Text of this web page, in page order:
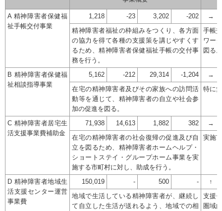
A 精神障害者保健福
祉手帳交付事業
1,218 -23 3,202 -202 →
精神障害者福祉の枠組みをつくり、各方面
の協力を得て各種の支援策を講じやすくす
るため、精神障害者保健福祉手帳の交付事
務を行う。
手帳
ワー
図る。
B 精神障害者保健福
祉相談指導事業
5,162 -212 29,314 -1,204 →
在宅の精神障害者及びその家族への訪問活
動等を通じて、精神障害者の自立や社会参
加の促進を図る。
特に
C 精神障害者居宅生
活支援事業費補助金
71,938 14,613 1,882 382 →
在宅の精神障害者の社会復帰の促進及び自
立を図るため、精神障害者ホームヘルプ・
ショートステイ・グループホーム事業を実
施する市町村に対し、助成を行う。
実施
D 精神障害者地域生
活支援センター運営
事業費
150,019 - 500 - ↑
地域で生活している精神障害者が、継続し
て自立した生活が送れるよう、地域での相
支援
圏域